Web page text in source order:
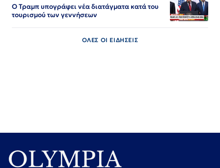
Ο Τραμπ υπογράφει νέα διατάγματα κατά του
τουρισμού των γεννήσεων
ΟΛΕΣ ΟΙ ΕΙΔΗΣΕΙΣ